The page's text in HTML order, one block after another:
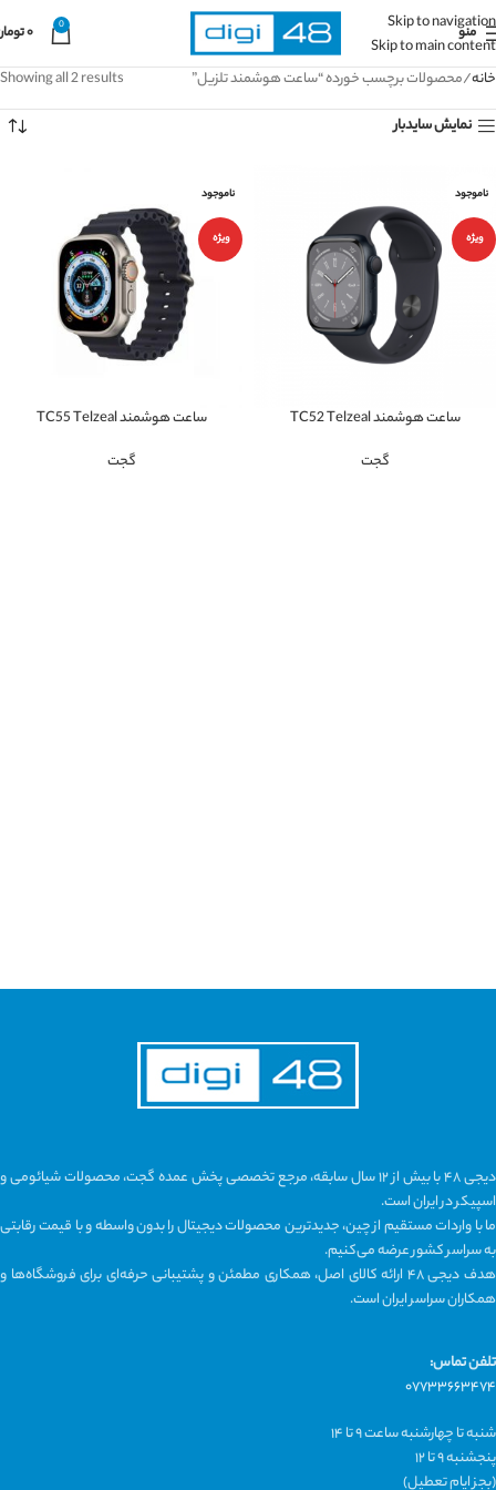
Skip to navigation
Skip to main content
منو 0 ۰
خانه محصولات برچسب خورده “ساعت هوشمند تلزیل”
Showing all 2 results
نمایش سایدبار
ناموجود
ویژه
ساعت هوشمند TC52 Telzeal
گجت
ناموجود
ویژه
ساعت هوشمند TC55 Telzeal
گجت
دیجی ۴۸ با بیش از ۱۲ سال سابقه، مرجع تخصصی پخش عمده گجت، محصولات شیائومی و
اسپیکر در ایران است.
ما با واردات مستقیم از چین، جدیدترین محصولات دیجیتال را بدون واسطه و با قیمت رقابتی
به سراسر کشور عرضه می‌کنیم.
هدف دیجی ۴۸ ارائه کالای اصل، همکاری مطمئن و پشتیبانی حرفه‌ای برای فروشگاه‌ها و
همکاران سراسر ایران است.
تلفن تماس:
۰۷۷۳۳۶۶۳۴۷۴
شنبه تا چهارشنبه ساعت ۹ تا ۱۴
پنجشنبه ۹ تا ۱۲
(بجز ایام تعطیل)